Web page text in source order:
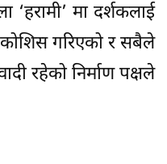
‘हरामी’ मा दर्शकलाई
कोशिस गरिएको र सबैले
रहेको निर्माण पक्षले